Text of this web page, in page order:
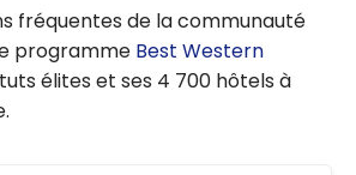
fréquentes de la communauté
programme Best Western
élites et ses 4 700 hôtels à